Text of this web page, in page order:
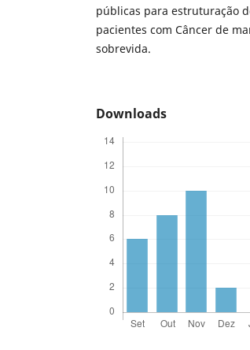
públicas para estruturação
pacientes com Câncer de
sobrevida.
Downloads